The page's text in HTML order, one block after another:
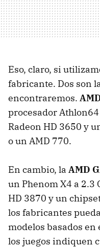
Eso, claro, si
fabricante. Dos son
encontraremos.
procesador
Radeon HD 3650 y
o un AMD 770.
En cambio, la AMD
un Phenom X4 a 2.3
HD 3870 y un
los fabricantes
modelos basados
los juegos indiquen